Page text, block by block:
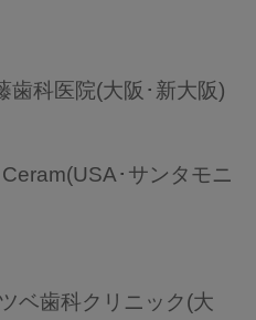
科医院(大阪･新大阪)
･サンタモニ
ベ歯科クリニック(大